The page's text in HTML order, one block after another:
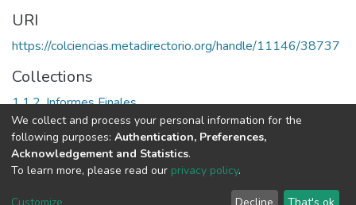
URI
https://colciencias.metadirectorio.org/handle/11146/38737
Collections
1.1.2. Informes Finales
Full item page
DSpace software copyright © 2002-2026
Cookie End User Send
We collect and process your personal information for the
following purposes: Authentication, Preferences,
Acknowledgement and Statistics.
To learn more, please read our privacy policy.